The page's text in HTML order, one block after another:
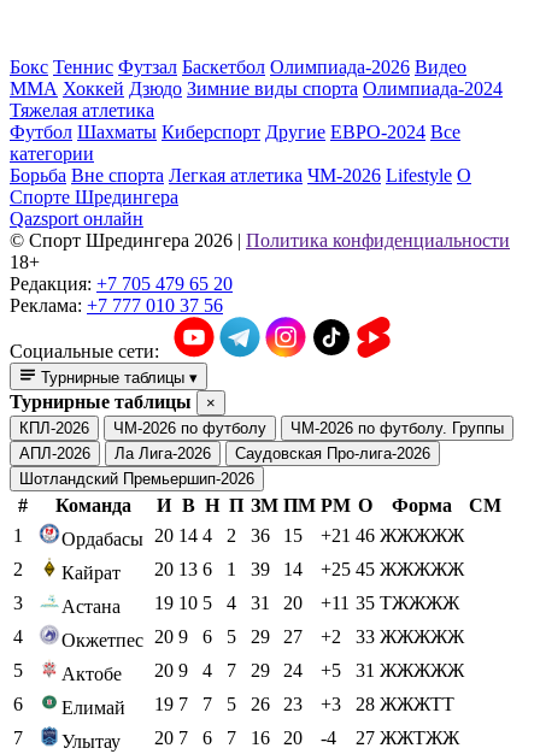
Бокс Теннис Футзал Баскетбол Олимпиада-2026 Видео
ММА Хоккей Дзюдо Зимние виды спорта Олимпиада-2024
Тяжелая атлетика
Футбол Шахматы Киберспорт Другие ЕВРО-2024 Все
категории
Борьба Вне спорта Легкая атлетика ЧМ-2026 Lifestyle О
Спорте Шредингера
Qazsport онлайн
© Cпорт Шредингера 2026 | Политика конфиденциальности
18+
Редакция: +7 705 479 65 20
Реклама: +7 777 010 37 56
Социальные сети:
Турнирные таблицы ▾
Турнирные таблицы
×
КПЛ-2026
ЧМ-2026 по футболу
ЧМ-2026 по футболу. Группы
АПЛ-2026
Ла Лига-2026
Саудовская Про-лига-2026
Шотландский Премьершип-2026
# Команда И В Н П ЗМ ПМ РМ О Форма
СМ
1
Ордабасы 20 14 4 2 36 15 +21 46 ЖЖЖЖЖ
2
Кайрат 20 13 6 1 39 14 +25 45 ЖЖЖЖЖ
3
Астана 19 10 5 4 31 20 +11 35 ТЖЖЖЖ
4
Окжетпес 20 9 6 5 29 27 +2 33 ЖЖЖЖЖ
5
Актобе 20 9 4 7 29 24 +5 31 ЖЖЖЖЖ
6
Елимай 19 7 7 5 26 23 +3 28 ЖЖЖТТ
7
Улытау 20 7 6 7 16 20 -4 27 ЖЖТЖЖ